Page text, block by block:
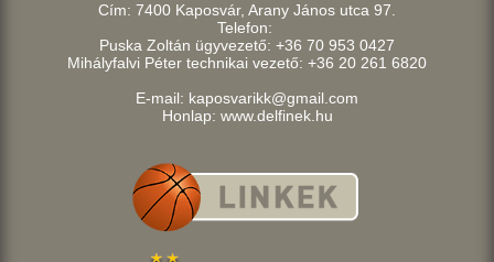
Cím: 7400 Kaposvár, Arany János utca 97.
Telefon:
Puska Zoltán ügyvezető: +36 70 953 0427
Mihályfalvi Péter technikai vezető: +36 20 261 6820
E-mail: kaposvarikk@gmail.com
Honlap: www.delfinek.hu